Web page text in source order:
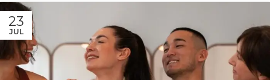
23
JUL